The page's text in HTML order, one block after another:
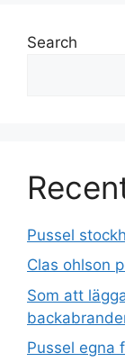
Search
Pussel
Clas ohlson
Som att
Pussel egna